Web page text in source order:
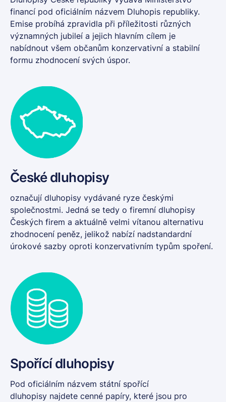
financí pod oficiálním názvem Dluhopis republiky.
Emise probíhá zpravidla při příležitosti různých
významných jubileí a jejich hlavním cílem je
nabídnout všem občanům konzervativní a stabilní
formu zhodnocení svých úspor.
Českédluhopisy
označují dluhopisy vydávané ryze českými
společnostmi. Jedná se tedy o firemní dluhopisy
Českých firem a aktuálně velmi vítanou alternativu
zhodnocení peněz, jelikož nabízí nadstandardní
úrokové sazby oproti konzervativním typům spoření.
Spořící dluhopisy
Pod oficiálním názvem státní spořící
dluhopisy najdete cenné papíry, které jsou pro